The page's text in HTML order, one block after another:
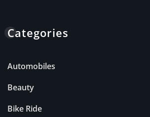
Categories
Automobiles
Beauty
Bike Ride